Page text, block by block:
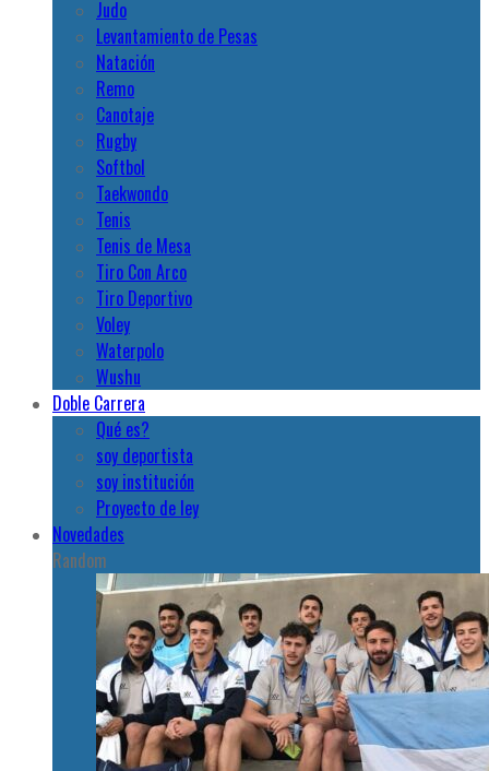
Judo
Levantamiento de Pesas
Natación
Remo
Canotaje
Rugby
Softbol
Taekwondo
Tenis
Tenis de Mesa
Tiro Con Arco
Tiro Deportivo
Voley
Waterpolo
Wushu
Doble Carrera
Qué es?
soy deportista
soy institución
Proyecto de ley
Novedades
Random